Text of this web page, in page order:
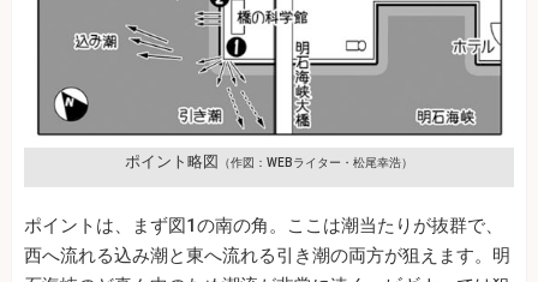
ポイント略図 （作図：WEBライター・松尾幸浩）
ポイントは、まず図1の南の角。ここは潮当たりが抜群で、
西へ流れる込み潮と東へ流れる引き潮の両方が狙えます。明